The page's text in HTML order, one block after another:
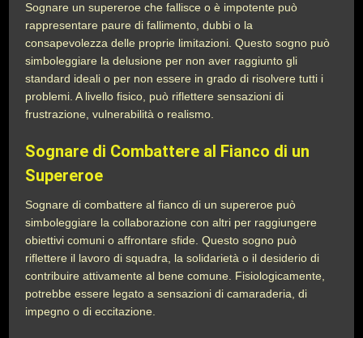
Sognare un supereroe che fallisce o è impotente può
rappresentare paure di fallimento, dubbi o la
consapevolezza delle proprie limitazioni. Questo sogno può
simboleggiare la delusione per non aver raggiunto gli
standard ideali o per non essere in grado di risolvere tutti i
problemi. A livello fisico, può riflettere sensazioni di
frustrazione, vulnerabilità o realismo.
Sognare di Combattere al Fianco di un
Supereroe
Sognare di combattere al fianco di un supereroe può
simboleggiare la collaborazione con altri per raggiungere
obiettivi comuni o affrontare sfide. Questo sogno può
riflettere il lavoro di squadra, la solidarietà o il desiderio di
contribuire attivamente al bene comune. Fisiologicamente,
potrebbe essere legato a sensazioni di camaraderia, di
impegno o di eccitazione.